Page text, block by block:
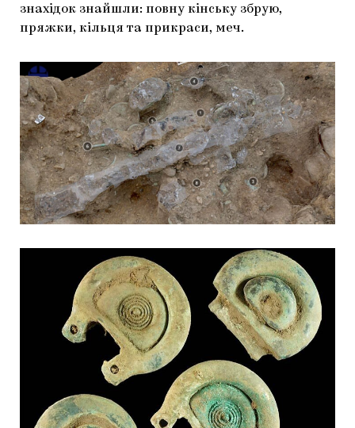
знахідок знайшли: повну кінську збрую,
пряжки, кільця та прикраси, меч.